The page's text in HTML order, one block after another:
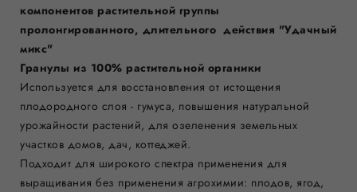
компонентов растительной группы
пролонгированного, длительного действия "Удачный
микс"
Гранулы из 100% растительной органики
Используется для восстановления от истощения
плодородного слоя - гумуса, повышения натуральной
урожайности растений, для озеленения земельных
участков домов, дач, коттеджей.
Подходит для широкого спектра применения для
выращивания без применения агрохимии: плодов, ягод,